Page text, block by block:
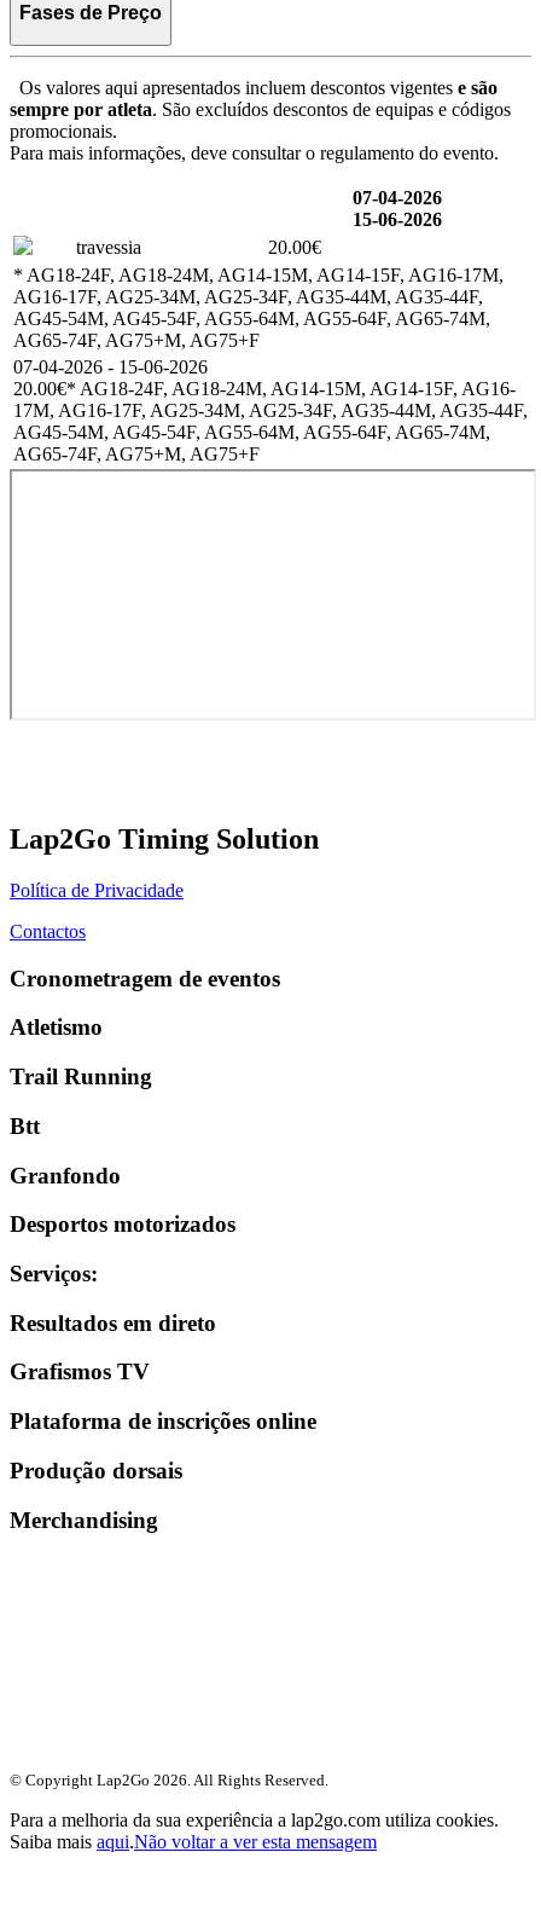
Fases de Preço
Os valores aqui apresentados incluem descontos vigentes e são
sempre por atleta. São excluídos descontos de equipas e códigos
promocionais.
Para mais informações, deve consultar o regulamento do evento.
07-04-2026
15-06-2026
travessia
20.00€
* AG18-24F, AG18-24M, AG14-15M, AG14-15F, AG16-17M,
AG16-17F, AG25-34M, AG25-34F, AG35-44M, AG35-44F,
AG45-54M, AG45-54F, AG55-64M, AG55-64F, AG65-74M,
AG65-74F, AG75+M, AG75+F
07-04-2026 - 15-06-2026
20.00€* AG18-24F, AG18-24M, AG14-15M, AG14-15F, AG16-
17M, AG16-17F, AG25-34M, AG25-34F, AG35-44M, AG35-44F,
AG45-54M, AG45-54F, AG55-64M, AG55-64F, AG65-74M,
AG65-74F, AG75+M, AG75+F
Lap2Go Timing Solution
Política de Privacidade
Contactos
Cronometragem de eventos
Atletismo
Trail Running
Btt
Granfondo
Desportos motorizados
Serviços:
Resultados em direto
Grafismos TV
Plataforma de inscrições online
Produção dorsais
Merchandising
© Copyright Lap2Go 2026. All Rights Reserved.
Para a melhoria da sua experiência a lap2go.com utiliza cookies.
Saiba mais aqui.Não voltar a ver esta mensagem